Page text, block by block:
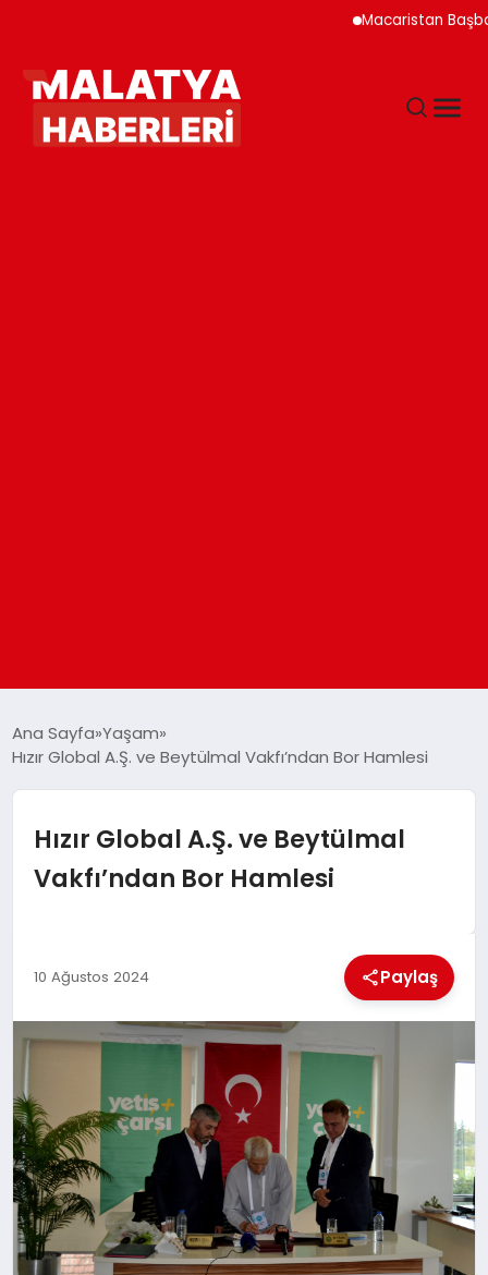
Macaristan Başbakanı
DÜNYA
EKONOMI
MAGAZIN
SAĞLIK
SIYASET
SPOR
Ana Sayfa Yaşam
Hızır Global A.Ş. ve Beytülmal Vakfı’ndan Bor Hamlesi
Hızır Global A.Ş. ve Beytülmal
Vakfı’ndan Bor Hamlesi
10 Ağustos 2024 Paylaş